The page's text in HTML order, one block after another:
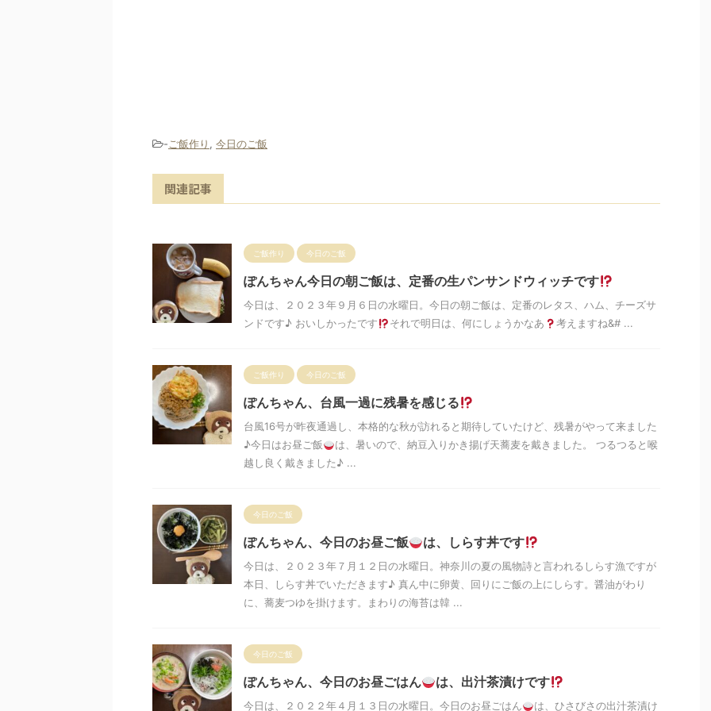
-ご飯作り , 今日のご飯
関連記事
ご飯作り 今日のご飯
ぽんちゃん今日の朝ご飯は、定番の生パンサンドウィッチです
今日は、２０２３年９月６日の水曜日。今日の朝ご飯は、定番のレタス、ハム、チーズサ
ンドです♪ おいしかったです
それで明日は、何にしょうかなあ 考えますね&# ...
ご飯作り 今日のご飯
ぽんちゃん、台風一過に残暑を感じる
台風16号が昨夜通過し、本格的な秋が訪れると期待していたけど、残暑がやって来ました
♪今日はお昼ご飯
は、暑いので、納豆入りかき揚げ天蕎麦を戴きました。 つるつると喉
越し良く戴きました♪ ...
今日のご飯
ぽんちゃん、今日のお昼ご飯 は、しらす丼です
今日は、２０２３年７月１２日の水曜日。神奈川の夏の風物詩と言われるしらす漁ですが
本日、しらす丼でいただきます♪ 真ん中に卵黄、回りにご飯の上にしらす。醤油がわり
に、蕎麦つゆを掛けます。まわりの海苔は韓 ...
今日のご飯
ぽんちゃん、今日のお昼ごはん は、出汁茶漬けです
今日は、２０２２年４月１３日の水曜日。今日のお昼ごはん は、ひさびさの出汁茶漬け